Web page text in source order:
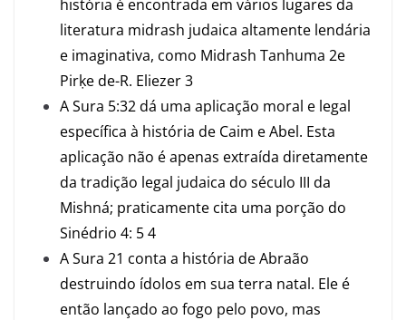
história é encontrada em vários lugares da
literatura midrash judaica altamente lendária
e imaginativa, como Midrash Tanhuma 2e
Pirḳe de-R. Eliezer 3
A Sura 5:32 dá uma aplicação moral e legal
específica à história de Caim e Abel. Esta
aplicação não é apenas extraída diretamente
da tradição legal judaica do século III da
Mishná; praticamente cita uma porção do
Sinédrio 4: 54
A Sura 21 conta a história de Abraão
destruindo ídolos em sua terra natal. Ele é
então lançado ao fogo pelo povo, mas